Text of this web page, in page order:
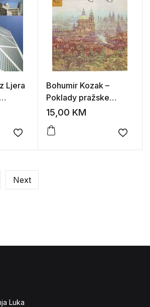
Ljera
Add to wishlist
Bohumir Kozak –
Poklady pražske
architektury
15,00 KM
Add
Next
Luka